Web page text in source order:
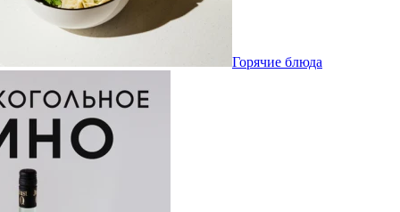
Горячие блюда